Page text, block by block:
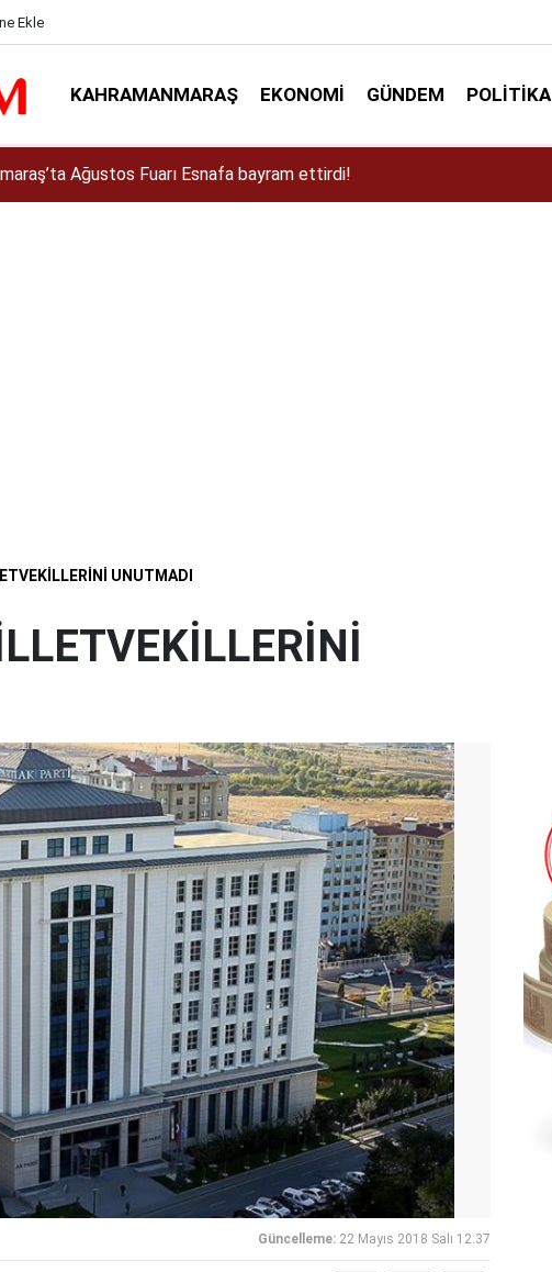
Ekle
KAHRAMANMARAŞ EKONOMI GÜNDEM POLITIKA
Dulkadiroğlu Kırsalına 45 Milyonluk Yol Yatırımı!
UNUTMADI
Güncelleme: 22 Mayıs 2018 Salı 12:37